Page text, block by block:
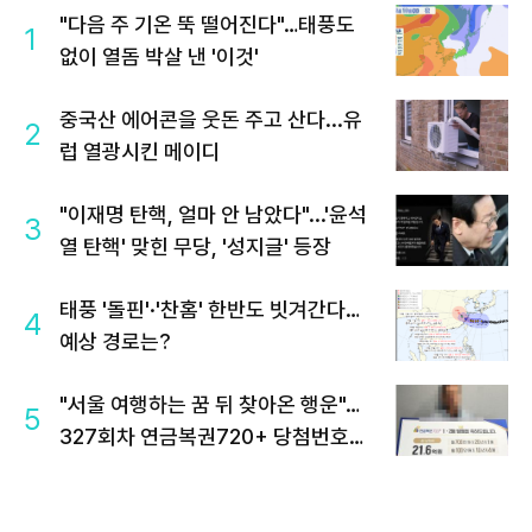
1
"다음 주 기온 뚝 떨어진다"…태풍도
없이 열돔 박살 낸 '이것'
2
중국산 에어콘을 웃돈 주고 산다...유
럽 열광시킨 메이디
3
"이재명 탄핵, 얼마 안 남았다"...'윤석
열 탄핵' 맞힌 무당, '성지글' 등장
4
태풍 '돌핀'·'찬홈' 한반도 빗겨간다…
예상 경로는?
5
"서울 여행하는 꿈 뒤 찾아온 행운"…
327회차 연금복권720+ 당첨번호조